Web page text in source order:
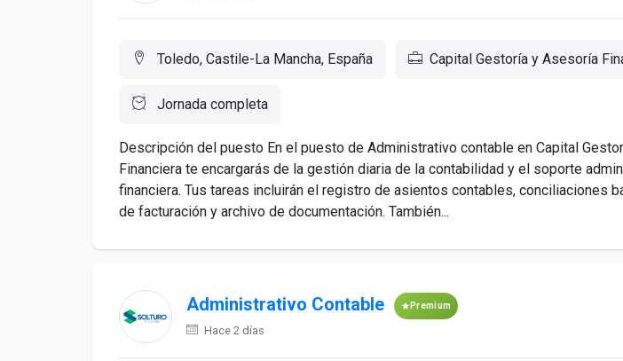
Toledo, Castile-La Mancha, España Capital Gestoría y Asesoría
Jornada completa
Descripción del puesto En el puesto de Administrativo contable en Capital
Financiera te encargarás de la gestión diaria de la contabilidad y el soporte
financiera. Tus tareas incluirán el registro de asientos contables, conciliaciones
de facturación y archivo de documentación. También...
Administrativo Contable Premium
Hace 2 días